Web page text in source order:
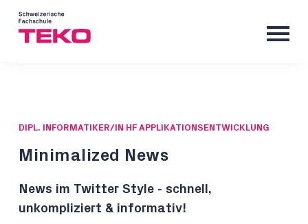
DIPL. INFORMATIKER/IN HF APPLIKATIONSENTWICKLUNG
Minimalized News
News im Twitter Style - schnell,
unkompliziert & informativ!